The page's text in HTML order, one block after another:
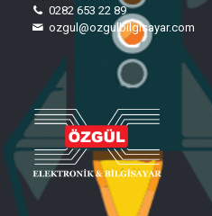
0282 653 22 89
ozgul@ozgulbilgisayar.com